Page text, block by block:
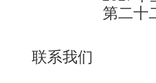
第二十
联系我们